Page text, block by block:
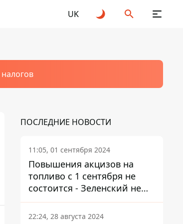
UK
ПОСЛЕДНИЕ НОВОСТИ
11:05, 01 сентября 2024
Повышения акцизов на
топливо с 1 сентября не
состоится - Зеленский не
подписал закон
22:24, 28 августа 2024